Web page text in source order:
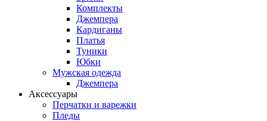
Комплекты
Джемпера
Кардиганы
Платья
Туники
Юбки
Мужская одежда
Джемпера
Аксессуары
Перчатки и варежки
Пледы